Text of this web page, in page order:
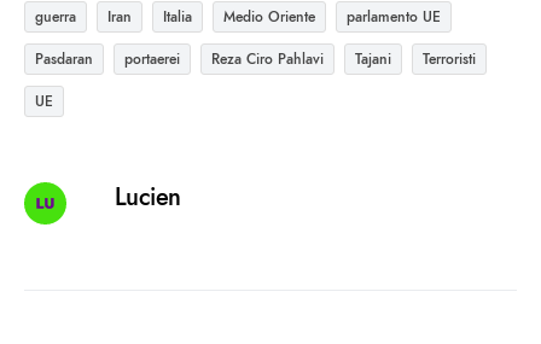
guerra Iran Italia Medio Oriente parlamento UE
Pasdaran portaerei Reza Ciro Pahlavi Tajani Terroristi
UE
Lucien